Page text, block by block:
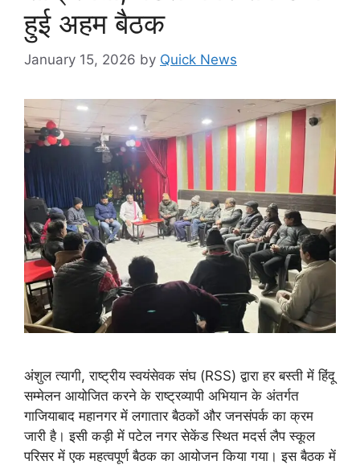
हुई अहम बैठक
January 15, 2026 by Quick News
अंशुल त्यागी, राष्ट्रीय स्वयंसेवक संघ (RSS) द्वारा हर बस्ती में हिंदू
सम्मेलन आयोजित करने के राष्ट्रव्यापी अभियान के अंतर्गत
गाजियाबाद महानगर में लगातार बैठकों और जनसंपर्क का क्रम
जारी है। इसी कड़ी में पटेल नगर सेकेंड स्थित मदर्स लैप स्कूल
परिसर में एक महत्वपूर्ण बैठक का आयोजन किया गया। इस बैठक में